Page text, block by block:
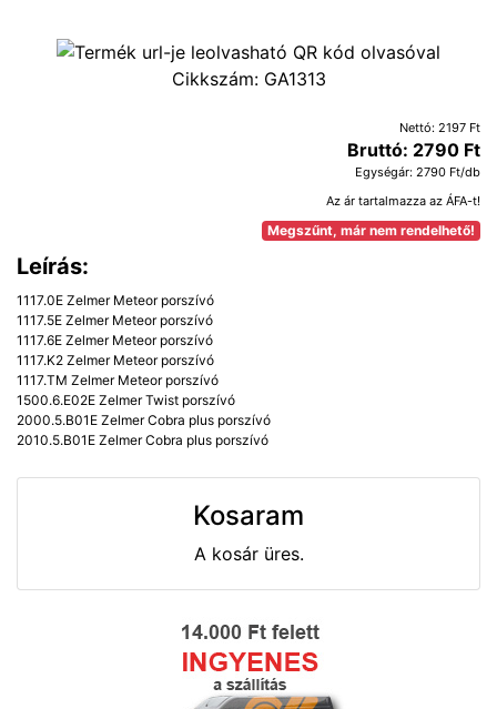
Cikkszám: GA1313
Nettó: 2197 Ft
Bruttó: 2790 Ft
Egységár: 2790 Ft/db
Az ár tartalmazza az ÁFA-t!
Megszűnt, már nem rendelhető!
Leírás:
1117.0E Zelmer Meteor porszívó
1117.5E Zelmer Meteor porszívó
1117.6E Zelmer Meteor porszívó
1117.K2 Zelmer Meteor porszívó
1117.TM Zelmer Meteor porszívó
1500.6.E02E Zelmer Twist porszívó
2000.5.B01E Zelmer Cobra plus porszívó
2010.5.B01E Zelmer Cobra plus porszívó
Kosaram
A kosár üres.